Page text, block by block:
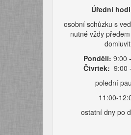
Úřední
osobní schůzku s
nutné vždy
domluvit
Pondělí: 9:00
Čtvrtek: 9:00
polední
11:00-
ostatní dny po